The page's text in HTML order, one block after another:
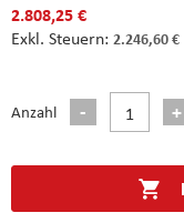
2.808,25 €
2.246,60 €
Anzahl